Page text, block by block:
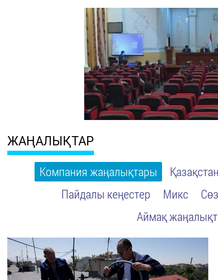
ЖАҢАЛЫҚТАР
Компания жаңалықтары
Пайдалы кеңестер
Микс
Аймақ